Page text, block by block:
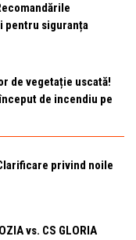
pentru siguranța
de vegetație uscată!
de incendiu pe
privind noile
vs. CS GLORIA